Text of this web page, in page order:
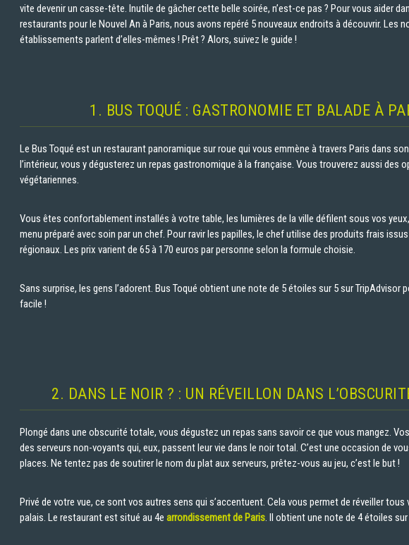
vite devenir un casse-tête. Inutile de gâcher cette belle soirée, n’est-ce pas ? Pour vous aider
restaurants pour le Nouvel An à Paris, nous avons repéré 5 nouveaux endroits à découvrir. Les
établissements parlent d’elles-mêmes ! Prêt ? Alors, suivez le guide !
1. BUS TOQUÉ : GASTRONOMIE ET BALADE À
Le Bus Toqué est un restaurant panoramique sur roue qui vous emmène à travers Paris dans son
l’intérieur, vous y dégusterez un repas gastronomique à la française. Vous trouverez aussi des
végétariennes.
Vous êtes confortablement installés à votre table, les lumières de la ville défilent sous vos
menu préparé avec soin par un chef. Pour ravir les papilles, le chef utilise des produits frais
régionaux. Les prix varient de 65 à 170 euros par personne selon la formule choisie.
Sans surprise, les gens l’adorent. Bus Toqué obtient une note de 5 étoiles sur 5 sur TripAdvisor
facile !
2. DANS LE NOIR ? : UN RÉVEILLON DANS
Plongé dans une obscurité totale, vous dégustez un repas sans savoir ce que vous mangez.
des serveurs non-voyants qui, eux, passent leur vie dans le noir total. C’est une occasion de
places. Ne tentez pas de soutirer le nom du plat aux serveurs, prêtez-vous au jeu, c’est le but !
Privé de votre vue, ce sont vos autres sens qui s’accentuent. Cela vous permet de réveiller
palais. Le restaurant est situé au 4e arrondissement de Paris. Il obtient une note de 4 étoiles sur